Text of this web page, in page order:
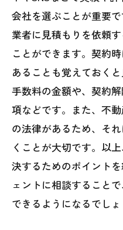
会社を選ぶことが重要
業者に見積もりを依頼
ことができます。契約
あることも覚えておく
手数料の金額や、契約
項などです。また、不
の法律があるため、そ
くことが大切です。以
決するためのポイント
ェントに相談すること
できるようになるでしょ